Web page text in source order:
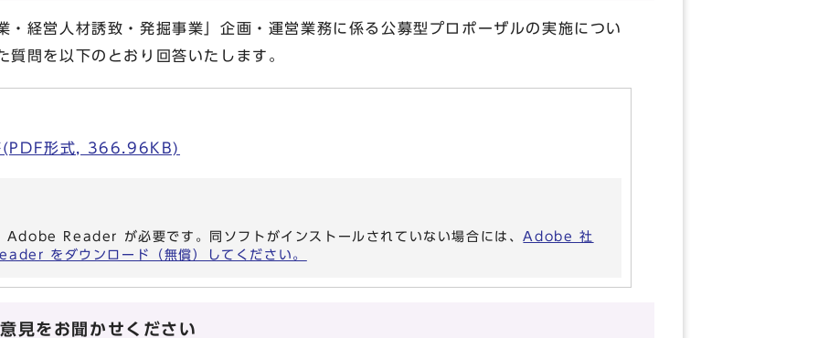
・経営人材誘致・発掘事業」企画・運営業務に係る公募型プロポーザルの実施につい
質問を以下のとおり回答いたします。
(PDF形式, 366.96KB)
Adobe Reader が必要です。同ソフトがインストールされていない場合には、Adobe 社
をダウンロード（無償）してください。
見をお聞かせください